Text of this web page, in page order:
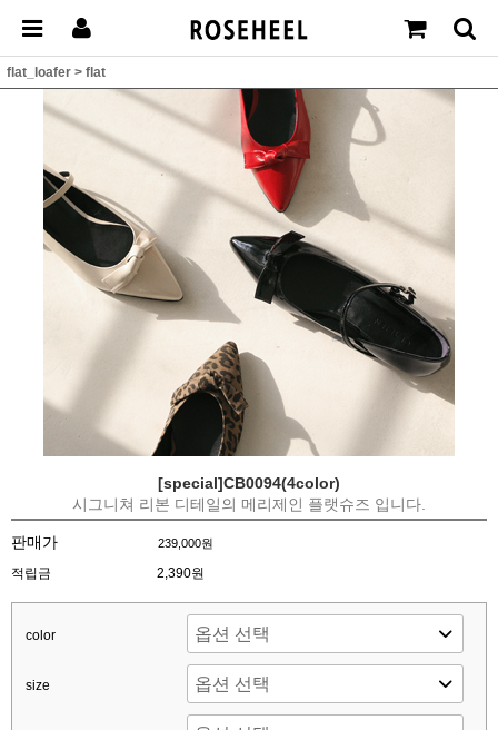
flat_loafer > flat
[special]CB0094(4color)
시그니쳐 리본 디테일의 메리제인 플랫슈즈 입니다.
판매가 239,000원
적립금 2,390원
color
size